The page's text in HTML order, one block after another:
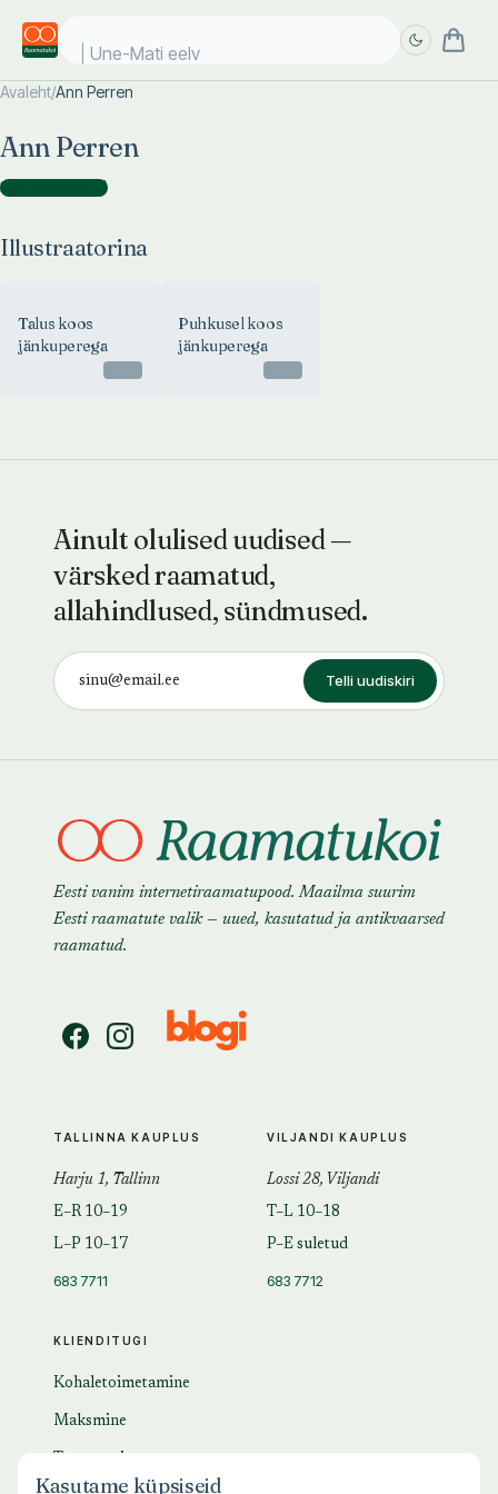
Une-Mati eelvi
Avaleht/Ann Perren
Ann Perren
Illustraatorina )
Illustraatorina
Talus koos
jänkuperega
Puhkusel koos
jänkuperega
Ainult olulised uudised —
värsked raamatud,
allahindlused, sündmused.
Telli uudiskiri
Eesti vanim internetiraamatupood. Maailma suurim
Eesti raamatute valik — uued, kasutatud ja antikvaarsed
raamatud.
KLIENDITUGI
Kohaletoimetamine
Maksmine
TALLINNA KAUPLUS
Harju 1, Tallinn
E–R 10–19
L–P 10–17
683 7711
VILJANDI KAUPLUS
Lossi 28, Viljandi
T–L 10–18
P–E suletud
683 7712
Kasutame küpsiseid